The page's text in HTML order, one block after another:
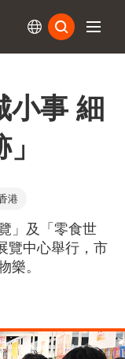
小事 細
港
」及「零食世
覽中心舉行，市
樂。